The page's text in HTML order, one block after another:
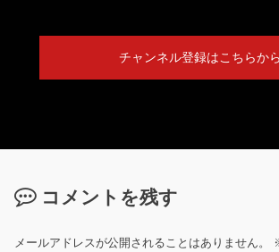
チャンネル登録はこちらから
コメントを残す
メールアドレスが公開されることはありません。